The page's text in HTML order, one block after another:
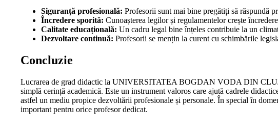
Siguranță profesională: Profesorii sunt mai bine pregătiți să răspundă
Încredere sporită: Cunoașterea legilor și regulamentelor crește
Calitate educațională: Un cadru legal bine înțeles contribuie la un
Dezvoltare continuă: Profesorii se mențin la curent cu schimbările
Concluzie
Lucrarea de grad didactic la UNIVERSITATEA BOGDAN VODA DIN
simplă cerință academică. Este un instrument valoros care ajută cadrele
astfel un mediu propice dezvoltării profesionale și personale. În special în
important pentru orice profesor dedicat.